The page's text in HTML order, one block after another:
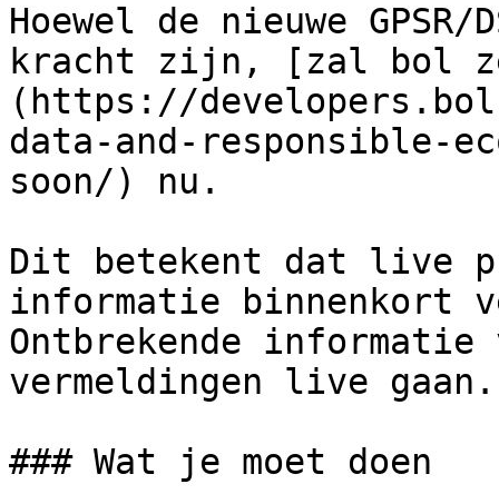
Hoewel de nieuwe
kracht zijn, [zal bol ze
(https://
data-and-responsible-
soon/) nu.
Dit betekent dat live
informatie binnenkort
Ontbrekende informatie
vermeldingen live gaan.
### Wat je moet doen